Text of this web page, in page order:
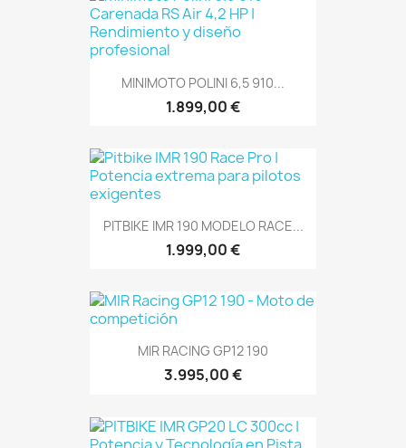
MINIMOTO POLINI 6,5 910...
1.899,00 €
PITBIKE IMR 190 MODELO RACE...
1.999,00 €
MIR RACING GP12 190
3.995,00 €